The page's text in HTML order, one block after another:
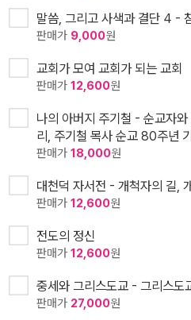
말씀, 그리고 사색과 결단 4 -
판매가 9,000원
교회가 모여 교회가 되는 교회
판매가 12,600원
나의 아버지 주기철 - 순교자
리, 주기철 목사 순교 80주년
판매가 18,000원
대천덕 자서전 - 개척자의 길,
판매가 12,600원
전도의 정신
판매가 12,600원
중세와 그리스도교 - 그리스도
판매가 27,000원